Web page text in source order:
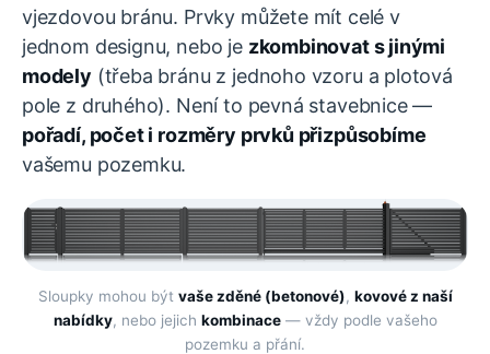
vjezdovou bránu. Prvky můžete mít celé v
jednom designu, nebo je zkombinovat s jinými
modely (třeba bránu z jednoho vzoru a plotová
pole z druhého). Není to pevná stavebnice —
pořadí, počet i rozměry prvků přizpůsobíme
vašemu pozemku.
Sloupky mohou být vaše zděné (betonové), kovové z naší
nabídky, nebo jejich kombinace— vždy podle vašeho
pozemku a přání.